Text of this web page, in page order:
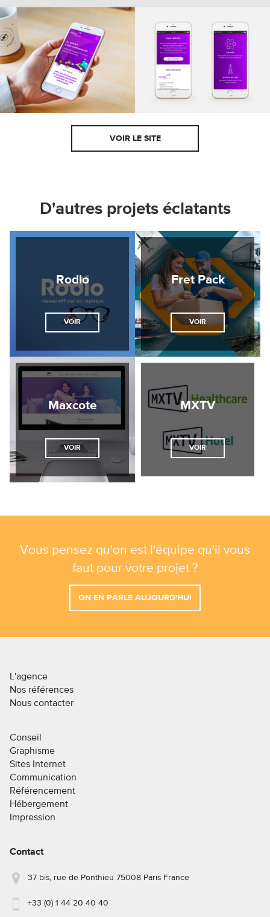
VOIR LE SITE
D'autres projets éclatants
Rodlo
VOIR
Fret Pack
VOIR
Maxcote
VOIR
MXTV
VOIR
Vous pensez qu'on est l'équipe qu'il vous
faut pour votre projet ?
ON EN PARLE AUJOURD'HUI
L'agence
Nos références
Nous contacter
Conseil
Graphisme
Sites Internet
Communication
Référencement
Hébergement
Impression
Contact
37 bis, rue de Ponthieu 75008 Paris France
+33 (0) 1 44 20 40 40